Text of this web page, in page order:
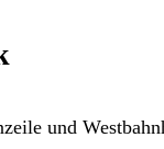
und